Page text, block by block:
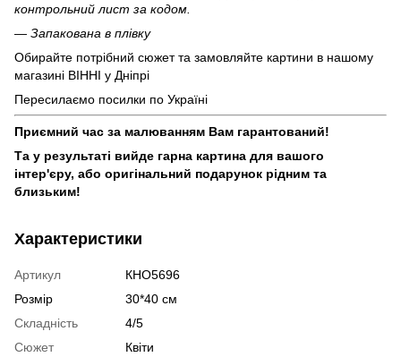
контрольний лист за кодом.
— Запакована в плівку
Обирайте потрібний сюжет та замовляйте картини в нашому
магазині ВІННІ у Дніпрі
Пересилаємо посилки по Україні
Приємний час за малюванням Вам гарантований!
Та у результаті вийде гарна картина для вашого
інтер'єру, або оригінальний подарунок рідним та
близьким!
Характеристики
Артикул
КНО5696
Розмір
30*40 см
Складність
4/5
Сюжет
Квіти